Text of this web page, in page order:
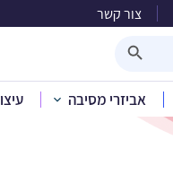
צור קשר
אביזרי מסיבה